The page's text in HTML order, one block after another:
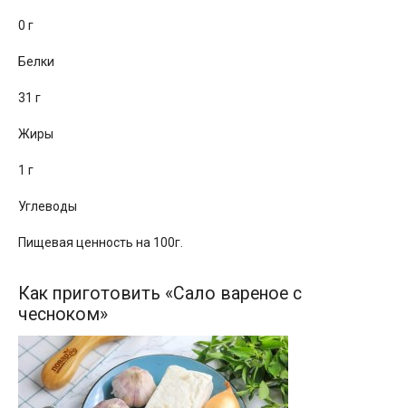
0 г
Белки
31 г
Жиры
1 г
Углеводы
Пищевая ценность на 100г.
Как приготовить «Сало вареное с
чесноком»